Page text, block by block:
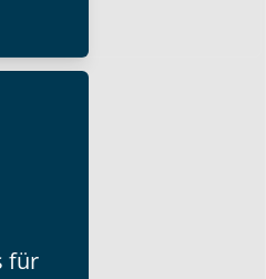
für